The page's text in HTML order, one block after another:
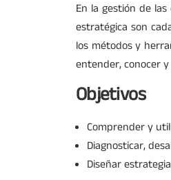
En la gestión de
estratégica son
los métodos y
entender, conocer
Objetivos
Comprender y
Diagnosticar,
Diseñar